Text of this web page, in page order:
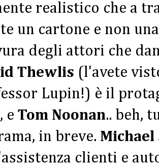
realistico che a
un cartone e non
degli attori che
Thewlis (l'avete
Lupin!) è il
e Tom Noonan.. beh,
in breve. Michael
clienti e